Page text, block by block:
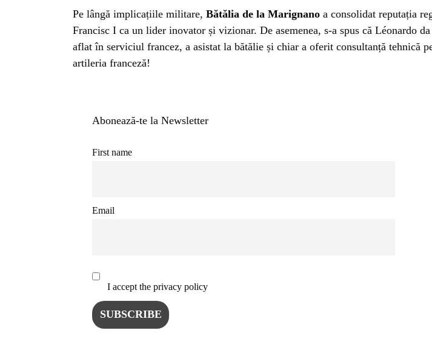
Pe lângă implicațiile militare, Bătălia de la Marignano a consolidat reputația
Francisc I ca un lider inovator și vizionar. De asemenea, s-a spus că Léonardo
aflat în serviciul francez, a asistat la bătălie și chiar a oferit consultanță tehnică
artileria franceză!
Abonează-te la Newsletter
First name
Email
I accept the privacy policy
ENGLISH
CONTENT
SANATATE SI